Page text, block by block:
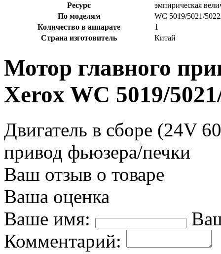
Ресурс
эмпирическая
По моделям
WC 5019/5021/
Количество в аппарате
1
Страна изготовитель
Китай
Мотор главного
Xerox WC 5019/
Двигатель в сборе (24V
привод фьюзера/печки
Ваш отзыв о товаре
Ваша оценка
Ваше имя:
Комментарий: